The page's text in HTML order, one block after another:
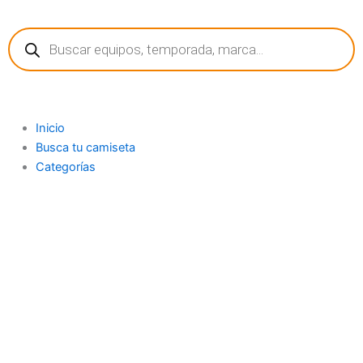
contenido
Búsqueda
de
productos
Inicio
Busca tu camiseta
Categorías